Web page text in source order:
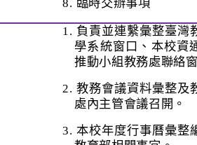
8. 臨時交辦事項
1. 負責並連繫彙整臺灣
學系統窗口、本校資
推動小組教務處聯絡
2. 教務會議資料彙整及
處內主管會議召開。
3. 本校年度行事曆彙整